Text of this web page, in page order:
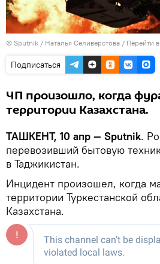
© Sputnik / Наталья Селиверстова / Перейти
Подписаться
ЧП произошло, когда
территории Казахстана.
ТАШКЕНТ, 10 апр — Sputnik.
перевозивший бытовую
в Таджикистан.
Инцидент произошел, когда
территории Туркестанской
Казахстана.